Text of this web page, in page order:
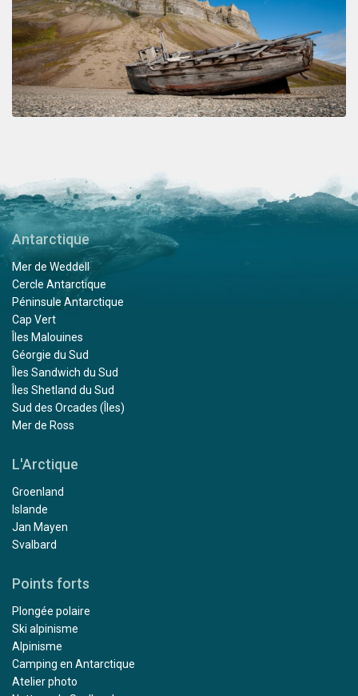
Antarctique
Mer de Weddell
Cercle Antarctique
Péninsule Antarctique
Cap Vert
Îles Malouines
Géorgie du Sud
Îles Sandwich du Sud
Îles Shetland du Sud
Sud des Orcades (Îles)
Mer de Ross
L'Arctique
Groenland
Islande
Jan Mayen
Svalbard
Points forts
Plongée polaire
Ski alpinisme
Alpinisme
Camping en Antarctique
Atelier photo